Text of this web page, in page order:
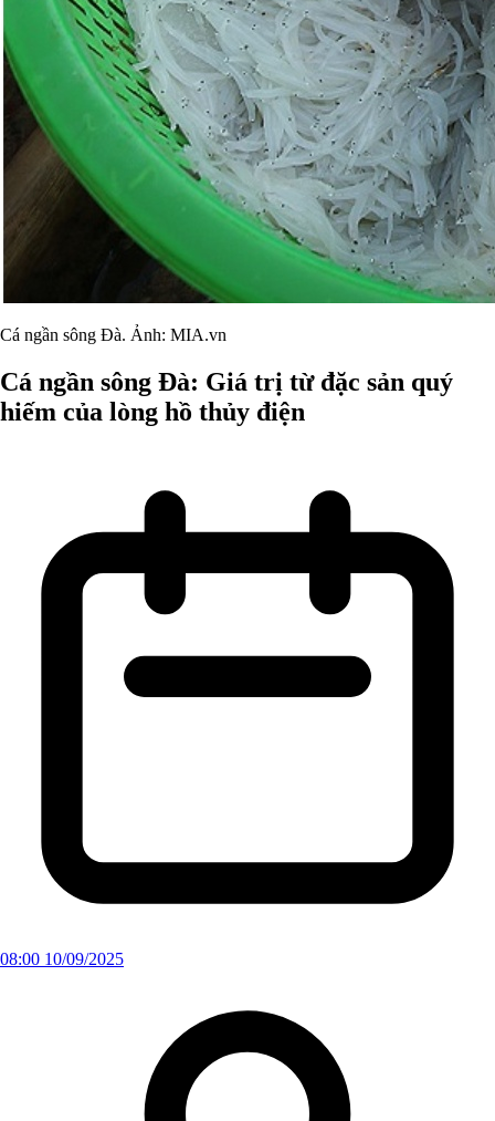
Cá ngần sông Đà. Ảnh: MIA.vn
Cá ngần sông Đà: Giá trị từ đặc sản quý
hiếm của lòng hồ thủy điện
08:00 10/09/2025